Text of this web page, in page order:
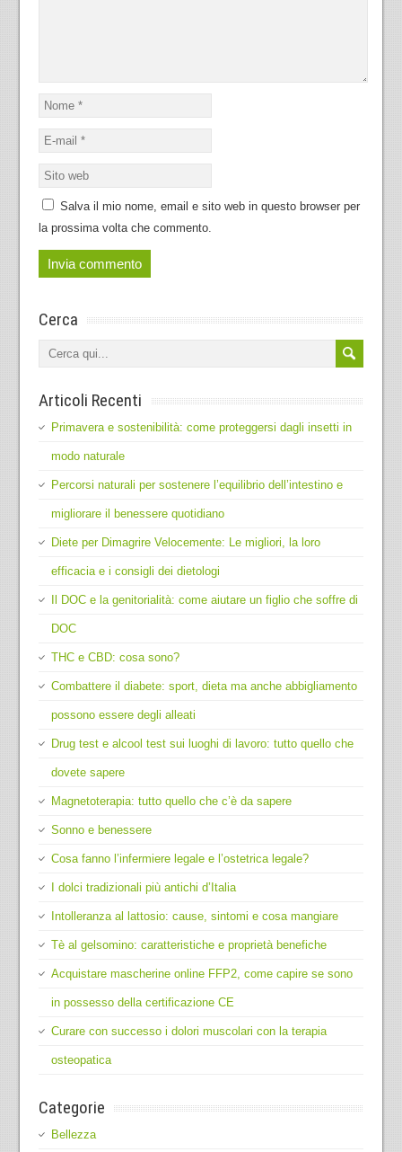
Salva il mio nome, email e sito web in questo browser per
la prossima volta che commento.
Cerca
Articoli Recenti
Primavera e sostenibilità: come proteggersi dagli insetti in
modo naturale
Percorsi naturali per sostenere l’equilibrio dell’intestino e
migliorare il benessere quotidiano
Diete per Dimagrire Velocemente: Le migliori, la loro
efficacia e i consigli dei dietologi
Il DOC e la genitorialità: come aiutare un figlio che soffre di
DOC
THC e CBD: cosa sono?
Combattere il diabete: sport, dieta ma anche abbigliamento
possono essere degli alleati
Drug test e alcool test sui luoghi di lavoro: tutto quello che
dovete sapere
Magnetoterapia: tutto quello che c’è da sapere
Sonno e benessere
Cosa fanno l’infermiere legale e l’ostetrica legale?
I dolci tradizionali più antichi d’Italia
Intolleranza al lattosio: cause, sintomi e cosa mangiare
Tè al gelsomino: caratteristiche e proprietà benefiche
Acquistare mascherine online FFP2, come capire se sono
in possesso della certificazione CE
Curare con successo i dolori muscolari con la terapia
osteopatica
Categorie
Bellezza